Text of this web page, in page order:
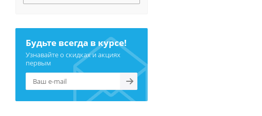
Будьте всегда в курсе!
Узнавайте о скидках и акциях
первым